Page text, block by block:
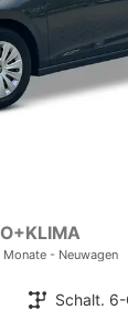
Monate Neuwagen
Getriebe Schalt. 6-